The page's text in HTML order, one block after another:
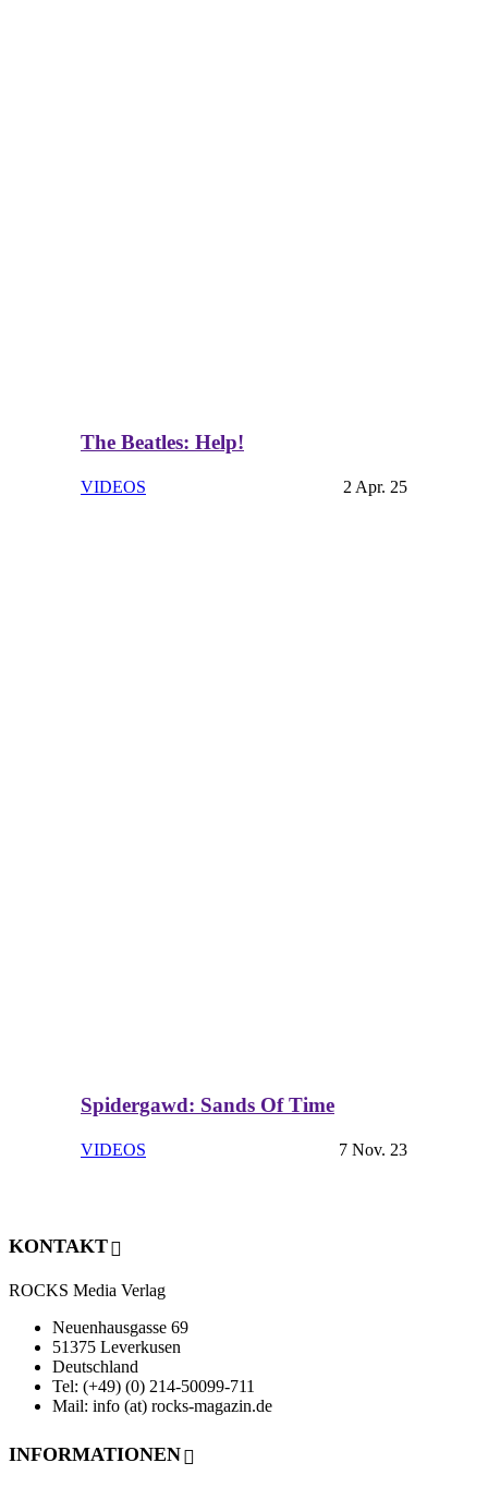
The Beatles: Help!
VIDEOS 2 Apr. 25
Spidergawd: Sands Of Time
VIDEOS 7 Nov. 23
KONTAKT
ROCKS Media Verlag
Neuenhausgasse 69
51375 Leverkusen
Deutschland
Tel: (+49) (0) 214-50099-711
Mail: info (at) rocks-magazin.de
INFORMATIONEN